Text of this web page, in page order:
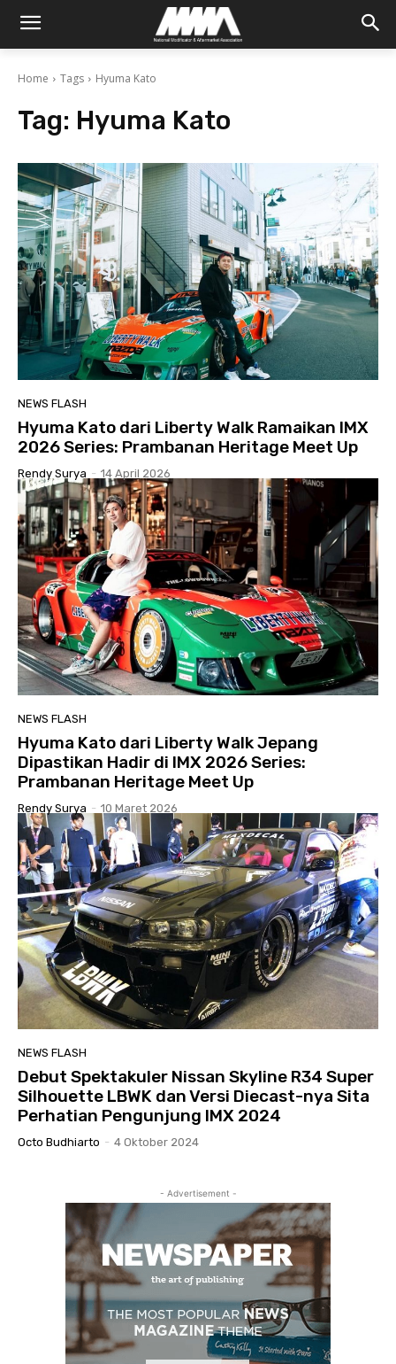
Home Tags Hyuma Kato
Tag: Hyuma Kato
NEWS FLASH
Hyuma Kato dari Liberty Walk Ramaikan IMX
2026 Series: Prambanan Heritage Meet Up
Rendy Surya - 14 April 2026
NEWS FLASH
Hyuma Kato dari Liberty Walk Jepang
Dipastikan Hadir di IMX 2026 Series:
Prambanan Heritage Meet Up
Rendy Surya - 10 Maret 2026
NEWS FLASH
Debut Spektakuler Nissan Skyline R34 Super
Silhouette LBWK dan Versi Diecast-nya Sita
Perhatian Pengunjung IMX 2024
Octo Budhiarto - 4 Oktober 2024
- Advertisement -